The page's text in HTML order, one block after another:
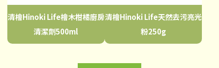
清檜Hinoki Life檜木柑橘廚房
清潔劑500ml
清檜Hinoki Life天然去污亮光
粉250g